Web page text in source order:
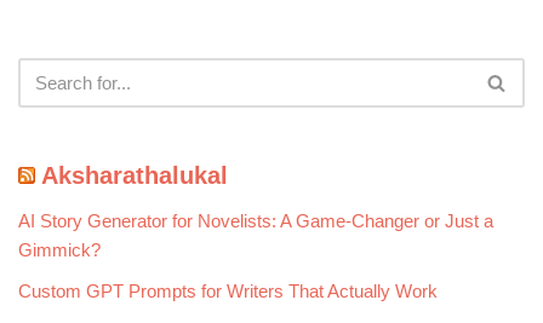
Aksharathalukal
AI Story Generator for Novelists: A Game-Changer or Just a
Gimmick?
Custom GPT Prompts for Writers That Actually Work